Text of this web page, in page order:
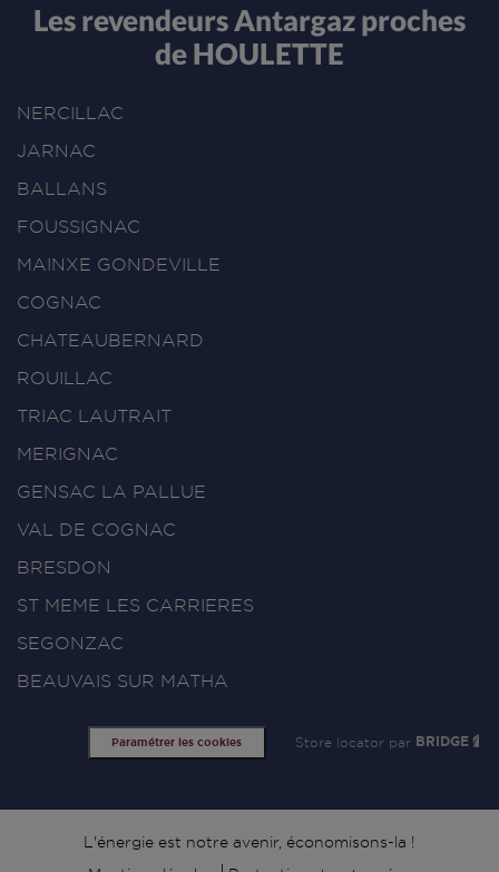
Les revendeurs Antargaz proches
de HOULETTE
NERCILLAC
JARNAC
BALLANS
FOUSSIGNAC
MAINXE GONDEVILLE
COGNAC
CHATEAUBERNARD
ROUILLAC
TRIAC LAUTRAIT
MERIGNAC
GENSAC LA PALLUE
VAL DE COGNAC
BRESDON
ST MEME LES CARRIERES
SEGONZAC
BEAUVAIS SUR MATHA
Paramétrer les cookies Store locator par BRIDGE
Signature
L'énergie est notre avenir, économisons-la !